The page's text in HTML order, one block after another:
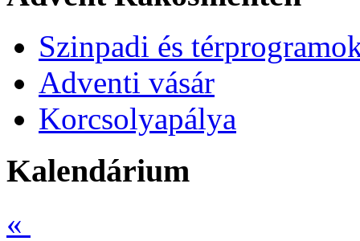
Szinpadi és
Adventi vásár
Korcsolyapálya
Kalendárium
«